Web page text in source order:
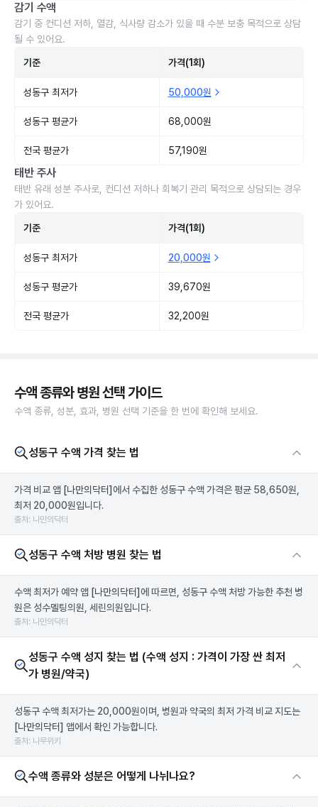
감기 수액
감기 중 컨디션 저하, 열감, 식사량 감소가 있을 때 수분 보충 목적으로 상담
될 수 있어요.
기준 가격(1회)
성동구 최저가 50,000원
성동구 평균가 68,000원
전국 평균가 57,190원
태반 주사
태반 유래 성분 주사로, 컨디션 저하나 회복기 관리 목적으로 상담되는 경우
가 있어요.
기준 가격(1회)
성동구 최저가 20,000원
성동구 평균가 39,670원
전국 평균가 32,200원
수액 종류와 병원 선택 가이드
수액 종류, 성분, 효과, 병원 선택 기준을 한 번에 확인해 보세요.
성동구 수액 가격 찾는 법
가격 비교 앱 [나만의닥터] 에서 수집한 성동구 수액 가격은 평균 58,650원,
최저 20,000원입니다.
출처: 나만의닥터
성동구 수액 처방 병원 찾는 법
수액 최저가 예약 앱 [나만의닥터] 에 따르면, 성동구 수액 처방 가능한 추천 병
원은 성수멜팅의원, 세린의원입니다.
출처: 나만의닥터
성동구 수액 성지 찾는 법 (수액 성지 : 가격이 가장 싼 최저
가 병원/약국)
성동구 수액 최저가는 20,000원이며, 병원과 약국의 최저 가격 비교 지도는
[나만의닥터] 앱에서 확인 가능합니다.
출처: 나무위키
수액 종류와 성분은 어떻게 나뉘나요?